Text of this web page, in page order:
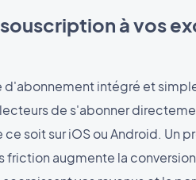
à vos
d'abonnement intégré et
de s'abonner
soit sur iOS ou Android. Un
friction augmente la